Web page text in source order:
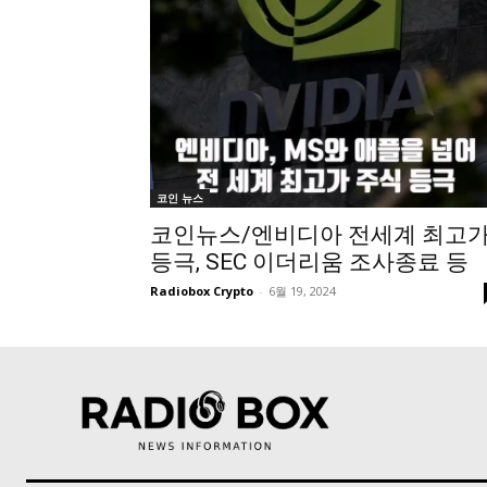
코인 뉴스
코인뉴스/엔비디아 전세계 최고
등극, SEC 이더리움 조사종료 등
Radiobox Crypto - 6월 19, 2024